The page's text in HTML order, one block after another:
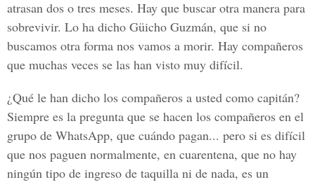
atrasan dos o tres meses. Hay que buscar otra manera para
sobrevivir. Lo ha dicho Güicho Guzmán, que si no
buscamos otra forma nos vamos a morir. Hay compañeros
que muchas veces se las han visto muy difícil.
¿Qué le han dicho los compañeros a usted como capitán?
Siempre es la pregunta que se hacen los compañeros en el
grupo de WhatsApp, que cuándo pagan... pero si es difícil
que nos paguen normalmente, en cuarentena, que no hay
ningún tipo de ingreso de taquilla ni de nada, es un